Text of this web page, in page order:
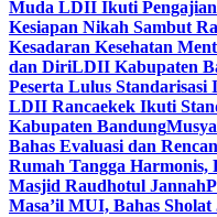
Muda LDII Ikuti
Kesiapan Nikah Sambut
Kesadaran Kesehatan
dan DiriLDII Kabupaten
Peserta Lulus
LDII Rancaekek Ikuti
Kabupaten Bandung
Bahas Evaluasi dan
Rumah Tangga Harmonis,
Masjid Raudhotul Jannah
Masa’il MUI, Bahas